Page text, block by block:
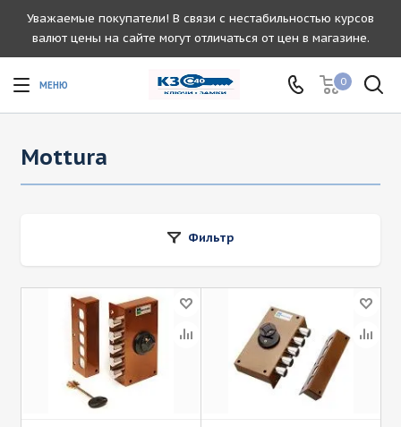
Уважаемые покупатели! В связи с нестабильностью курсов
валют цены на сайте могут отличаться от цен в магазине.
0
Mottura
Фильтр